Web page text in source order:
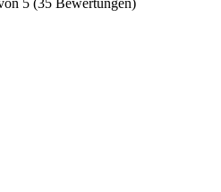
5 (35 Bewertungen)